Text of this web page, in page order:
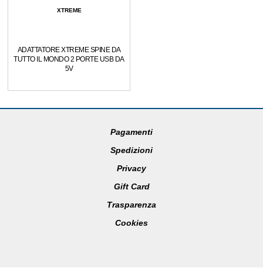
XTREME
ADATTATORE XTREME SPINE DA
TUTTO IL MONDO 2 PORTE USB DA
5V
Pagamenti
Spedizioni
Privacy
Gift Card
Trasparenza
Cookies